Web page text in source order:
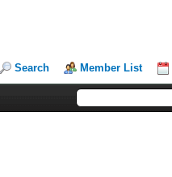
Search Member List